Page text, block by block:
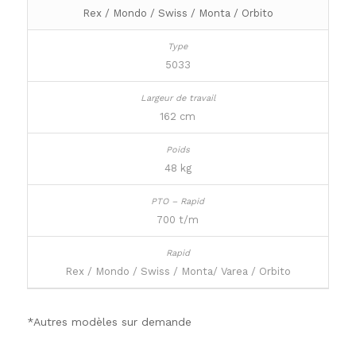
Rex / Mondo / Swiss / Monta / Orbito
5033
162 cm
48 kg
700 t/m
Rex / Mondo / Swiss / Monta/ Varea / Orbito
*Autres modèles sur demande